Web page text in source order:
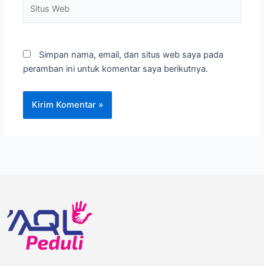
Web
Simpan nama, email, dan situs web saya pada
peramban ini untuk komentar saya berikutnya.